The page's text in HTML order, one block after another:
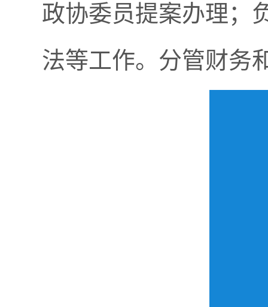
政协委员提案办理；
法等工作。分管财务